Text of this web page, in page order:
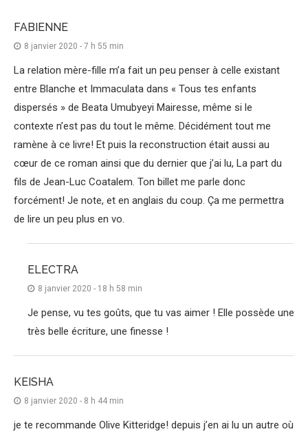
FABIENNE
8 janvier 2020 - 7 h 55 min
La relation mère-fille m’a fait un peu penser à celle existant
entre Blanche et Immaculata dans « Tous tes enfants
dispersés » de Beata Umubyeyi Mairesse, même si le
contexte n’est pas du tout le même. Décidément tout me
ramène à ce livre! Et puis la reconstruction était aussi au
cœur de ce roman ainsi que du dernier que j’ai lu, La part du
fils de Jean-Luc Coatalem. Ton billet me parle donc
forcément! Je note, et en anglais du coup. Ça me permettra
de lire un peu plus en vo.
ELECTRA
8 janvier 2020 - 18 h 58 min
Je pense, vu tes goûts, que tu vas aimer ! Elle possède une
très belle écriture, une finesse !
KEISHA
8 janvier 2020 - 8 h 44 min
je te recommande Olive Kitteridge! depuis j’en ai lu un autre où